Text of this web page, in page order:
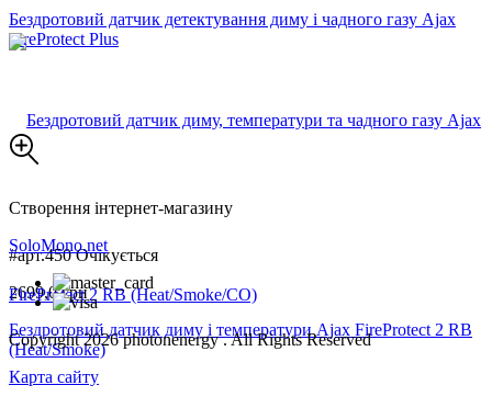
Бездротовий датчик детектування диму і чадного газу Ajax
FireProtect Plus
#арт.450 Очікується
2699,0 грн
Бездротовий датчик диму і температури Ajax FireProtect 2 RB
(Heat/Smoke)
Створення інтернет-магазину
SoloMono.net
Copyright 2026 photonenergy . All Rights Reserved
Карта сайту